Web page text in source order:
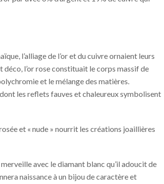
l’alliage de l’or et du cuivre ornaient leurs
l’or rose constituait le corps massif de
et le mélange des matières.
les reflets fauves et chaleureux symbolisent
et « nude » nourrit les créations joaillières
avec le diamant blanc qu’il adoucit de
naissance à un bijou de caractère et